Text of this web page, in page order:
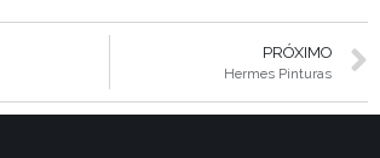
PRÓXIMO
Hermes Pinturas